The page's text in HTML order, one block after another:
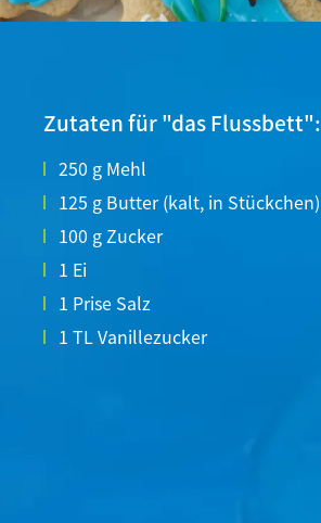
Zutaten für "das Flussbett":
250 g Mehl
125 g Butter (kalt, in Stückchen)
100 g Zucker
1 Ei
1 Prise Salz
1 TL Vanillezucker